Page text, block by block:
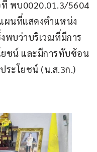
พบ0020.01.3/5604
ผนที่แสดงตำแหน่ง
พบว่าบริเวณที่มีการ
ชน์ และมีการทับซ้อน
ระโยชน์ (น.ส.3ก.)